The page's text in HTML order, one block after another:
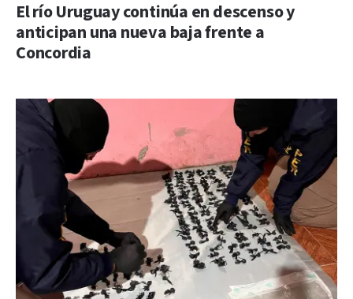
El río Uruguay continúa en descenso y
anticipan una nueva baja frente a
Concordia